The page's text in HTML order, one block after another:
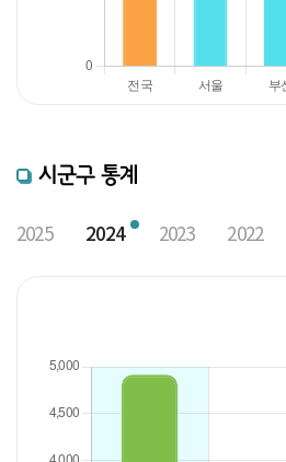
시군구 통계
2025 2024 2023 2022